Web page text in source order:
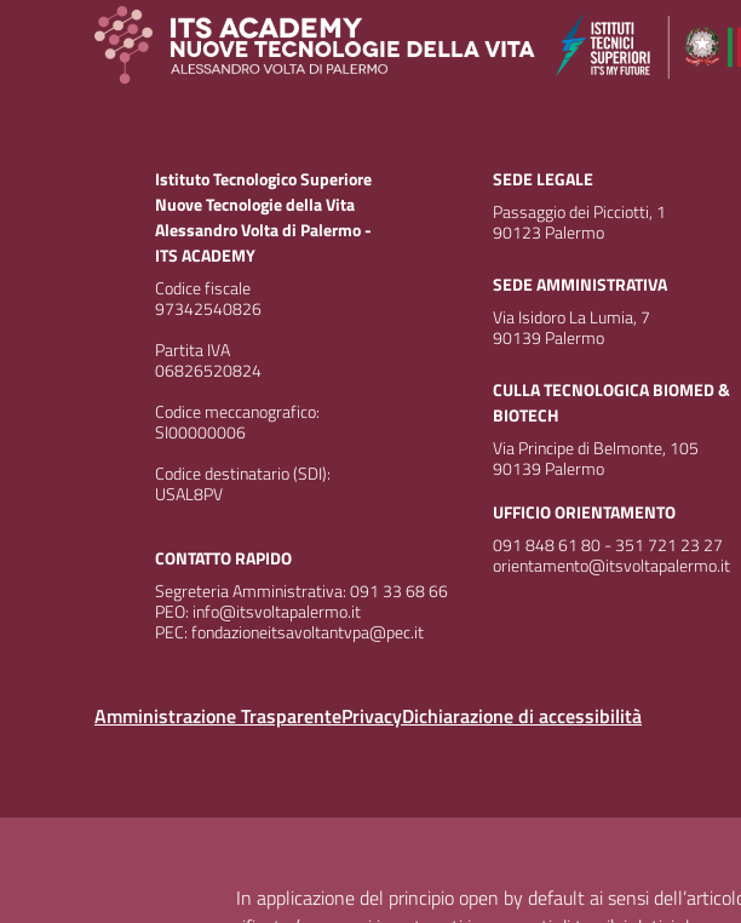
Istituto Tecnologico Superiore
Nuove Tecnologie della Vita
Alessandro Volta di Palermo -
ITS ACADEMY
Codice fiscale
97342540826
Partita IVA
06826520824
Codice meccanografico:
SI00000006
Codice destinatario (SDI):
USAL8PV
CONTATTO RAPIDO
Segreteria Amministrativa: 091 33 68 66
PEO: info@itsvoltapalermo.it
PEC: fondazioneitsavoltantvpa@pec.it
SEDE LEGALE
Passaggio dei Picciotti, 1
90123 Palermo
SEDE AMMINISTRATIVA
Via Isidoro La Lumia, 7
90139 Palermo
CULLA TECNOLOGICA BIOMED &
BIOTECH
Via Principe di Belmonte, 105
90139 Palermo
UFFICIO ORIENTAMENTO
091 848 61 80 - 351 721 23 27
orientamento@itsvoltapalermo.it
Amministrazione TrasparentePrivacyDichiarazione di accessibilità
In applicazione del principio open by default ai sensi